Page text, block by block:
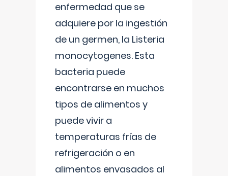
enfermedad que se
adquiere por la ingestión
de un germen, la Listeria
monocytogenes. Esta
bacteria puede
encontrarse en muchos
tipos de alimentos y
puede vivir a
temperaturas frías de
refrigeración o en
alimentos envasados al